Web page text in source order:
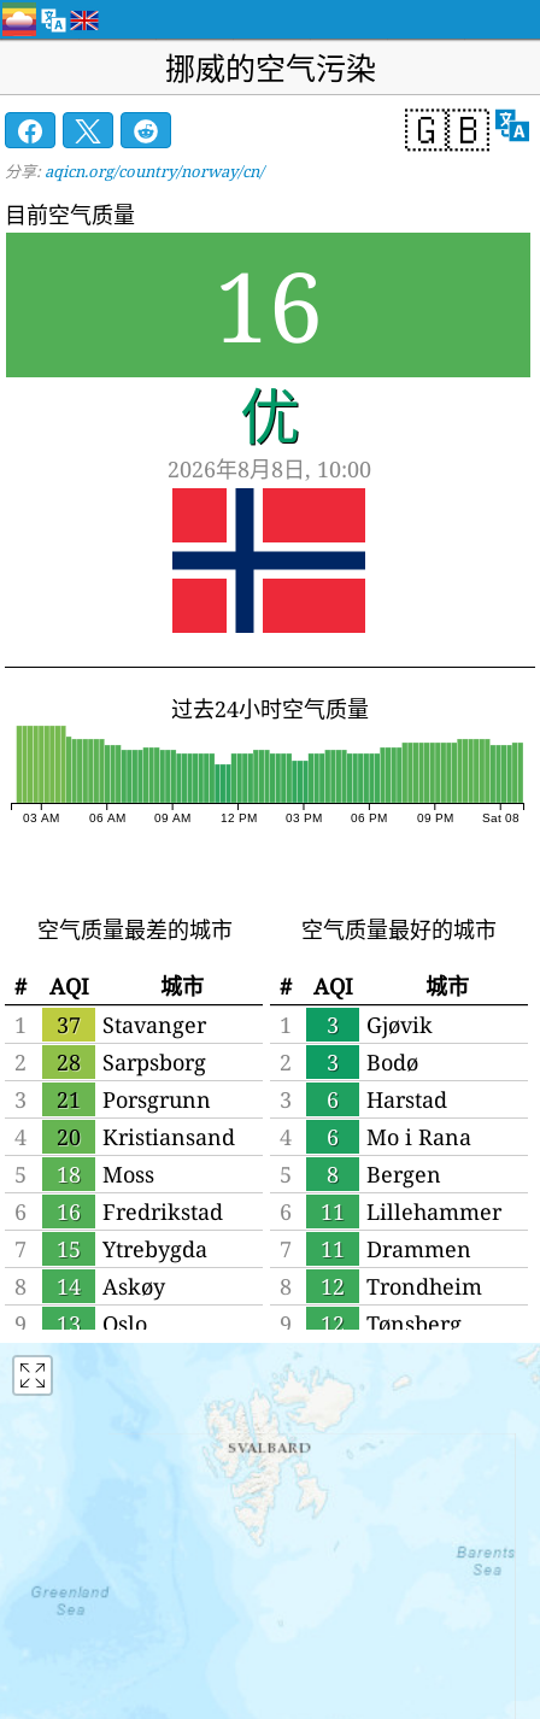
挪威的空气污染
🇬🇧
分享: aqicn.org/country/norway/cn/
目前空气质量
16
优
2026年8月8日, 10:00
过去24小时空气质量
03 AM 06 AM 09 AM 12 PM 03 PM 06 PM 09 PM Sat 08
空气质量最差的城市
#
AQI
城市
1
37
Stavanger
2
28
Sarpsborg
3
21
Porsgrunn
4
20
Kristiansand
5
18
Moss
6
16
Fredrikstad
7
15
Ytrebygda
8
14
Askøy
9
13
Oslo
10
空气质量最好的城市
#
AQI
城市
1
3
Gjøvik
2
3
Bodø
3
6
Harstad
4
6
Mo i Rana
5
8
Bergen
6
11
Lillehammer
7
11
Drammen
8
12
Trondheim
9
12 Tønsberg